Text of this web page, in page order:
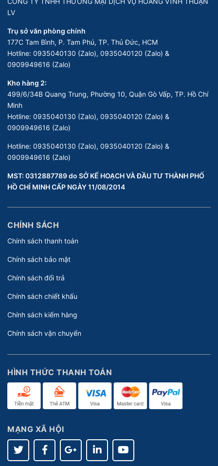
LV
Trụ sở văn phòng chính
177C Tam Bình, P. Tam Phú, TP. Thủ Đức, HCM
Hotline: 0935040130 (Zalo), 0935040120 (Zalo) &
0909949616 (Zalo)
Kho hàng 2:
499/6/34B Quang Trung, Phường 10, Quận Gò Vấp, TP. Hồ Chí
Minh
Hotline: 0935040130 (Zalo), 0935040120 (Zalo) &
0909949616 (Zalo)
Hotline: 0935040130 (Zalo), 0935040120 (Zalo) &
0909949616 (Zalo)
MST: 0312887789 do SỞ KẾ HOẠCH VÀ ĐẦU TƯ THÀNH PHỐ
HỒ CHÍ MINH CẤP NGÀY 11/08/2014
CHÍNH SÁCH
Chính sách thanh toán
Chính sách bảo mật
Chính sách đổi trả
Chính sách chiết khấu
Chính sách kiểm hàng
Chính sách vận chuyển
HÌNH THỨC THANH TOÁN
MẠNG XÃ HỘI